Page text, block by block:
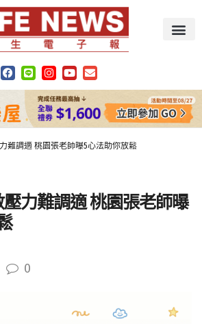
難調適 桃園張老師曝5心法助你放鬆
力難調適 桃園張老師曝
0